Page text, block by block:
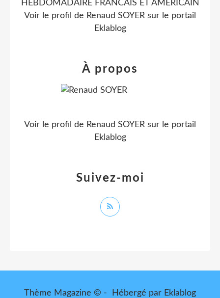
HEBDOMADAIRE FRANCAIS ET AMERICAIN
Voir le profil de Renaud SOYER sur le portail
Eklablog
Suivez-moi
À propos
Voir le profil de Renaud SOYER sur le portail
Eklablog
Thème Magazine © - Hébergé par Eklablog